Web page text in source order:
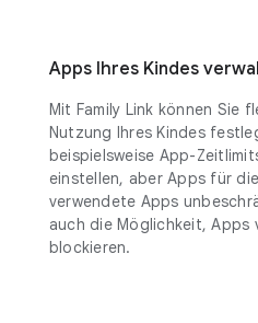
Apps Ihres Kindes
Mit Family Link können Sie
Nutzung Ihres Kindes
beispielsweise App-
einstellen, aber Apps für
verwendete Apps
auch die Möglichkeit, Apps
blockieren.